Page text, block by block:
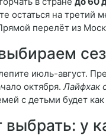
остаться на третий
перелёт из
июль-август.
октября.Лайфхак
с детьми будет как
выбрать: у